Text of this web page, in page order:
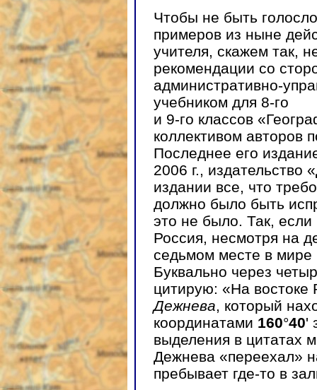
Чтобы не быть
примеров из ныне
учителя, скажем так,
рекомендации со
административно-
учебником для 8-го
и 9-го классов
коллективом авторов
Последнее его
2006 г.,
издании все, что
должно было быть
это не было. Так, если
Россия, несмотря на
седьмом месте в мире
Буквально через
цитирую: «На востоке
Дежнева , который
координатами 160°40'
выделения в цитатах
Дежнева «переехал»
пребывает где-то в